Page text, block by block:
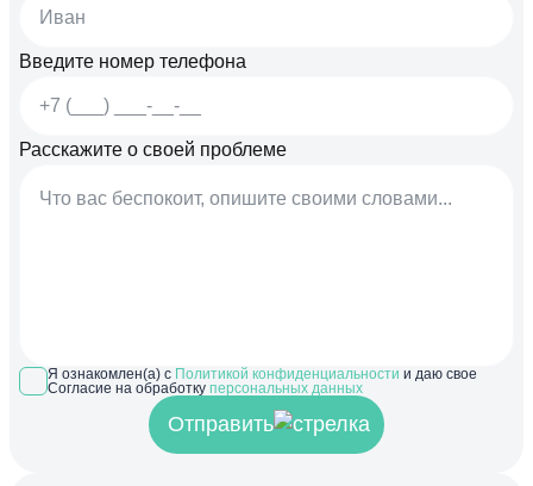
Введите номер телефона
Расскажите о своей проблеме
Я ознакомлен(а) с Политикой конфиденциальности и даю свое
Согласие на обработку персональных данных
Отправить